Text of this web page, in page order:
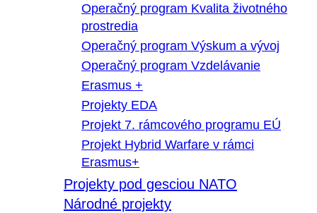
Operačný program Kvalita životného
prostredia
Operačný program Výskum a vývoj
Operačný program Vzdelávanie
Erasmus +
Projekty EDA
Projekt 7. rámcového programu EÚ
Projekt Hybrid Warfare v rámci
Erasmus+
Projekty pod gesciou NATO
Národné projekty